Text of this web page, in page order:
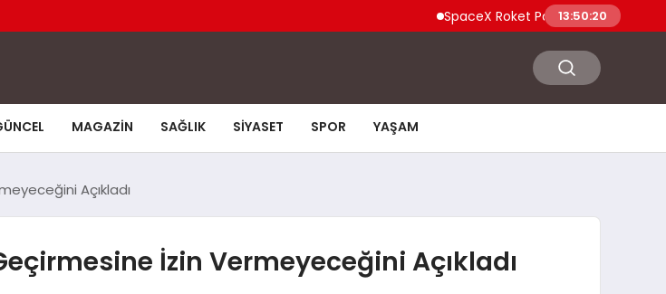
SpaceX Roket Parçası Ay’a Çarptı
13:50:21
MAGAZIN SAĞLIK SIYASET SPOR YAŞAM
Açıkladı
İzin Vermeyeceğini Açıkladı